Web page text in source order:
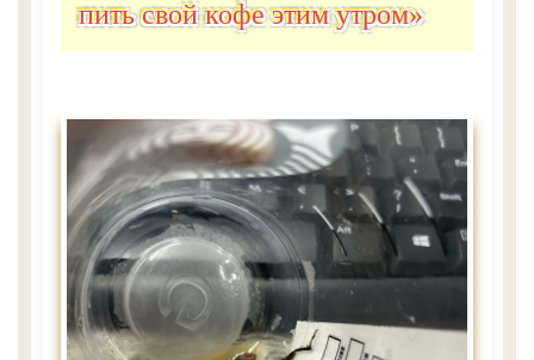
пить свой кофе этим утром»